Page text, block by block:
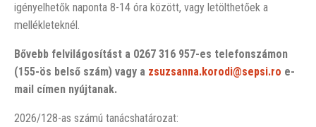
igényelhetők naponta 8-14 óra között, vagy letölthetőek a
mellékleteknél.
Bővebb felvilágosítást a 0267 316 957-es telefonszámon
(155-ös belső szám) vagy a zsuzsanna.korodi@sepsi.ro e-
mail címen nyújtanak.
2026/128-as számú tanácshatározat: